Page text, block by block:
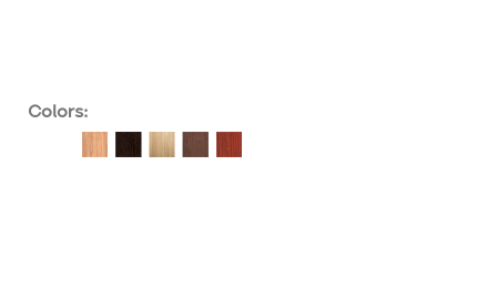
Colors: